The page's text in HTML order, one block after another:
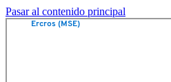
Pasar al contenido principal